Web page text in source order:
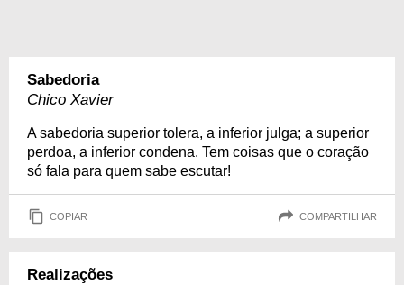
Sabedoria
Chico Xavier
A sabedoria superior tolera, a inferior julga; a superior
perdoa, a inferior condena. Tem coisas que o coração
só fala para quem sabe escutar!
COPIAR COMPARTILHAR
Realizações